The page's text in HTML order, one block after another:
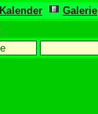
Kalender Galerie